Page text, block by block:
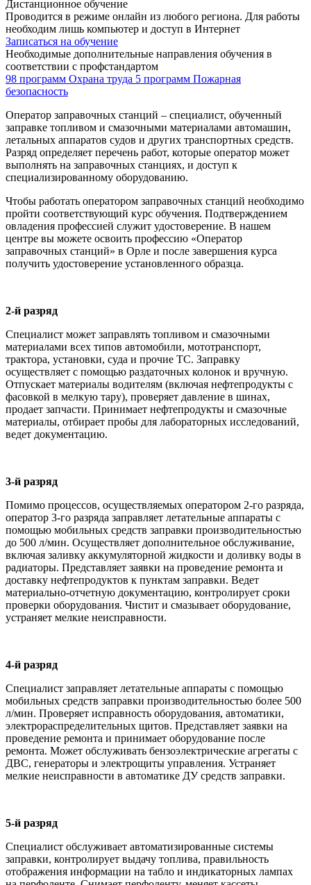
Дистанционное обучение
Проводится в режиме онлайн из любого региона. Для работы
необходим лишь компьютер и доступ в Интернет
Записаться на обучение
Необходимые дополнительные направления обучения в
соответствии с профстандартом
98 программ Охрана труда 5 программ Пожарная
безопасность
Оператор заправочных станций – специалист, обученный
заправке топливом и смазочными материалами автомашин,
летальных аппаратов судов и других транспортных средств.
Разряд определяет перечень работ, которые оператор может
выполнять на заправочных станциях, и доступ к
специализированному оборудованию.
Чтобы работать оператором заправочных станций необходимо
пройти соответствующий курс обучения. Подтверждением
овладения профессией служит удостоверение. В нашем
центре вы можете освоить профессию «Оператор
заправочных станций» в Орле и после завершения курса
получить удостоверение установленного образца.
2-й разряд
Специалист может заправлять топливом и смазочными
материалами всех типов автомобили, мототранспорт,
трактора, установки, суда и прочие ТС. Заправку
осуществляет с помощью раздаточных колонок и вручную.
Отпускает материалы водителям (включая нефтепродукты с
фасовкой в мелкую тару), проверяет давление в шинах,
продает запчасти. Принимает нефтепродукты и смазочные
материалы, отбирает пробы для лабораторных исследований,
ведет документацию.
3-й разряд
Помимо процессов, осуществляемых оператором 2-го разряда,
оператор 3-го разряда заправляет летательные аппараты с
помощью мобильных средств заправки производительностью
до 500 л/мин. Осуществляет дополнительное обслуживание,
включая заливку аккумуляторной жидкости и доливку воды в
радиаторы. Представляет заявки на проведение ремонта и
доставку нефтепродуктов к пунктам заправки. Ведет
материально-отчетную документацию, контролирует сроки
проверки оборудования. Чистит и смазывает оборудование,
устраняет мелкие неисправности.
4-й разряд
Специалист заправляет летательные аппараты с помощью
мобильных средств заправки производительностью более 500
л/мин. Проверяет исправность оборудования, автоматики,
электрораспределительных щитов. Представляет заявки на
проведение ремонта и принимает оборудование после
ремонта. Может обслуживать бензоэлектрические агрегаты с
ДВС, генераторы и электрощиты управления. Устраняет
мелкие неисправности в автоматике ДУ средств заправки.
5-й разряд
Специалист обслуживает автоматизированные системы
заправки, контролирует выдачу топлива, правильность
отображения информации на табло и индикаторных лампах